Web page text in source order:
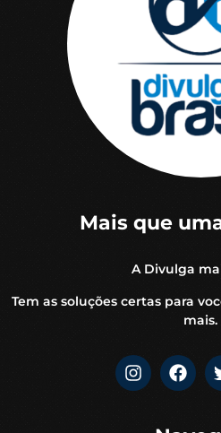
Mais que
A Divulga
Tem as soluções certas para
mais.